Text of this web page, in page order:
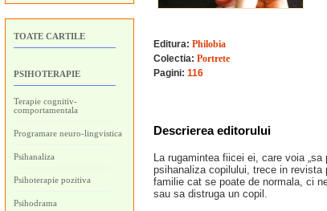
TOATE CARTILE
PSIHOTERAPIE
Terapie cognitiv-
comportamentala
Programare neuro-lingvistica
Psihanaliza
Psihoterapie pozitiva
Psihodrama
Editura: Philobia
Colectia: Portrete
Pagini: 116
Descrierea editorului
La rugamintea fiicei ei, care voia
psihanaliza copilului, trece in
familie cat se poate de normala, ci
sau sa distruga un copil.